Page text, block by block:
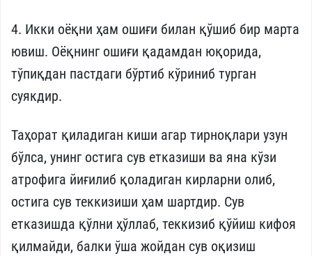
4. Икки оёқни ҳам ошиғи билан қўшиб бир марта
ювиш. Оёқнинг ошиғи қадамдан юқорида,
тўпиқдан пастдаги бўртиб кўриниб турган
суякдир.
Таҳорат қиладиган киши агар тирноқлари узун
бўлса, унинг остига сув етказиши ва яна кўзи
атрофига йиғилиб қоладиган кирларни олиб,
остига сув теккизиши ҳам шартдир. Сув
етказишда қўлни ҳўллаб, теккизиб қўйиш кифоя
қилмайди, балки ўша жойдан сув оқизиш